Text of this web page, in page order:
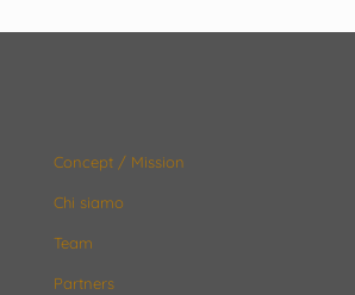
Concept / Mission
Chi siamo
Team
Partners